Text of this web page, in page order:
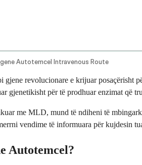
Autotemcel Intravenous Route
gjene revolucionare e krijuar
gjenetikisht për të prodhuar enzimat që
me MLD, mund të ndiheni të
vendime të informuara për kujdesin
Autotemcel?